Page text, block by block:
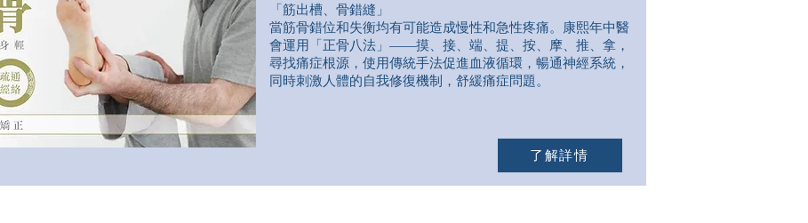
「筋出槽、骨錯縫」
當筋骨錯位和失衡均有可能造成慢性和急性疼痛。康熙年中醫
會運用「正骨八法」——摸、接、端、提、按、摩、推、拿，
尋找痛症根源，使用傳統手法促進血液循環，暢通神經系統，
同時刺激人體的自我修復機制，舒緩痛症問題。
了解詳情